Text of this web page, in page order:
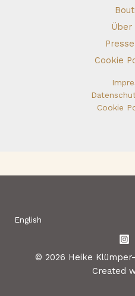
Über
Cookie
Cookie
English
© 2026 Heike
Created